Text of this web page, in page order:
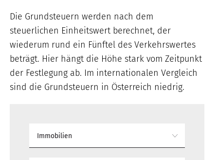
Die Grundsteuern werden nach dem
steuerlichen Einheitswert berechnet, der
wiederum rund ein Fünftel des Verkehrswertes
beträgt. Hier hängt die Höhe stark vom Zeitpunkt
der Festlegung ab. Im internationalen Vergleich
sind die Grundsteuern in Österreich niedrig.
Immobilien